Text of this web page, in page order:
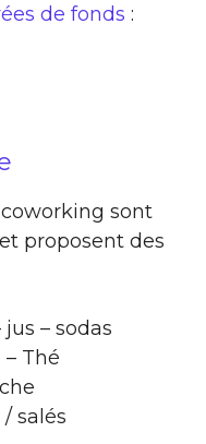
de fonds :
sont
proposent des
– sodas
Thé
salés